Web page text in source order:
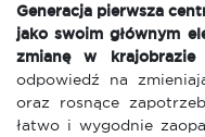
Generacja pierwsza
jako swoim głównym
zmianę w krajobrazie
odpowiedź na
oraz rosnące
łatwo i wygodnie